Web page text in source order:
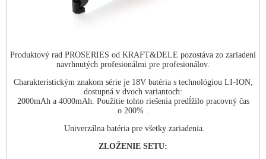
Produktový rad PROSERIES od KRAFT&DELE pozostáva zo zariadení
navrhnutých profesionálmi pre profesionálov.
Charakteristickým znakom série je 18V batéria s technológiou LI-ION,
dostupná v dvoch variantoch:
2000mAh a 4000mAh. Použitie tohto riešenia predĺžilo pracovný čas
o 200% .
Univerzálna batéria pre všetky zariadenia.
ZLOŽENIE SETU: